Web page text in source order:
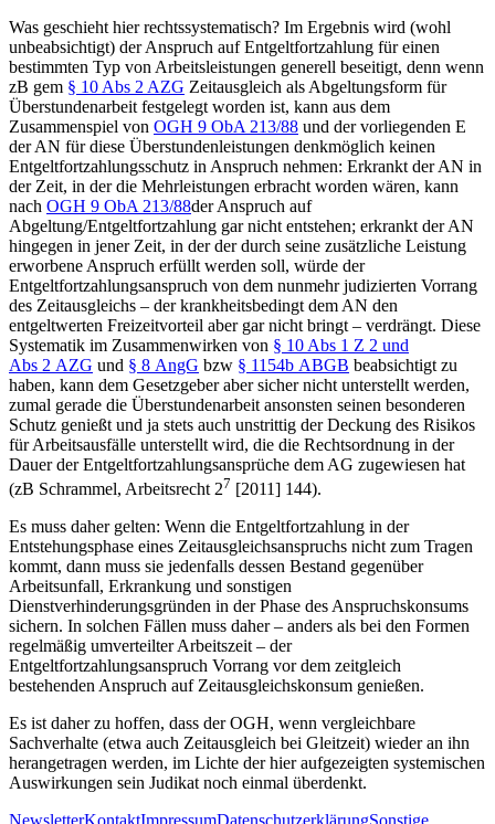
Was geschieht hier rechtssystematisch? Im Ergebnis wird (wohl
unbeabsichtigt) der Anspruch auf Entgeltfortzahlung für einen
bestimmten Typ von Arbeitsleistungen generell beseitigt, denn wenn
zB gem § 10 Abs 2 AZG Zeitausgleich als Abgeltungsform für
Überstundenarbeit festgelegt worden ist, kann aus dem
Zusammenspiel von OGH 9 ObA 213/88 und der vorliegenden E
der AN für diese Überstundenleistungen denkmöglich keinen
Entgeltfortzahlungsschutz in Anspruch nehmen: Erkrankt der AN in
der Zeit, in der die Mehrleistungen erbracht worden wären, kann
nach OGH 9 ObA 213/88der Anspruch auf
Abgeltung/Entgeltfortzahlung gar nicht entstehen; erkrankt der AN
hingegen in jener Zeit, in der der durch seine zusätzliche Leistung
erworbene Anspruch erfüllt werden soll, würde der
Entgeltfortzahlungsanspruch von dem nunmehr judizierten Vorrang
des Zeitausgleichs – der krankheitsbedingt dem AN den
entgeltwerten Freizeitvorteil aber gar nicht bringt – verdrängt. Diese
Systematik im Zusammenwirken von § 10 Abs 1 Z 2 und
Abs 2 AZG und § 8 AngG bzw § 1154b ABGB beabsichtigt zu
haben, kann dem Gesetzgeber aber sicher nicht unterstellt werden,
zumal gerade die Überstundenarbeit ansonsten seinen besonderen
Schutz genießt und ja stets auch unstrittig der Deckung des Risikos
für Arbeitsausfälle unterstellt wird, die die Rechtsordnung in der
Dauer der Entgeltfortzahlungsansprüche dem AG zugewiesen hat
(zB Schrammel, Arbeitsrecht 27 [2011] 144).
Es muss daher gelten: Wenn die Entgeltfortzahlung in der
Entstehungsphase eines Zeitausgleichsanspruchs nicht zum Tragen
kommt, dann muss sie jedenfalls dessen Bestand gegenüber
Arbeitsunfall, Erkrankung und sonstigen
Dienstverhinderungsgründen in der Phase des Anspruchskonsums
sichern. In solchen Fällen muss daher – anders als bei den Formen
regelmäßig umverteilter Arbeitszeit – der
Entgeltfortzahlungsanspruch Vorrang vor dem zeitgleich
bestehenden Anspruch auf Zeitausgleichskonsum genießen.
Es ist daher zu hoffen, dass der OGH, wenn vergleichbare
Sachverhalte (etwa auch Zeitausgleich bei Gleitzeit) wieder an ihn
herangetragen werden, im Lichte der hier aufgezeigten systemischen
Auswirkungen sein Judikat noch einmal überdenkt.